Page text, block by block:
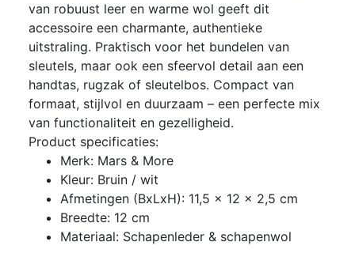
van robuust leer en warme wol geeft dit
accessoire een charmante, authentieke
uitstraling. Praktisch voor het bundelen van
sleutels, maar ook een sfeervol detail aan een
handtas, rugzak of sleutelbos. Compact van
formaat, stijlvol en duurzaam – een perfecte mix
van functionaliteit en gezelligheid.
Product specificaties:
Merk: Mars & More
Kleur: Bruin / wit
Afmetingen (BxLxH): 11,5 x 12 x 2,5 cm
Breedte: 12 cm
Materiaal: Schapenleder & schapenwol